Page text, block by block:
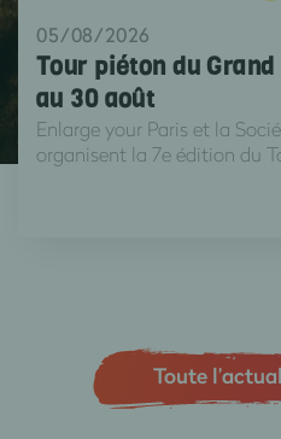
05/08/2026
Tour piéton du
au 30 août
Enlarge your Paris et la
organisent la 7e édition du
Toute